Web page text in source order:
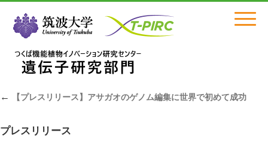
Click
← 【プレスリリース】アサガオのゲノム編集に世界で初めて成功
プレスリリース